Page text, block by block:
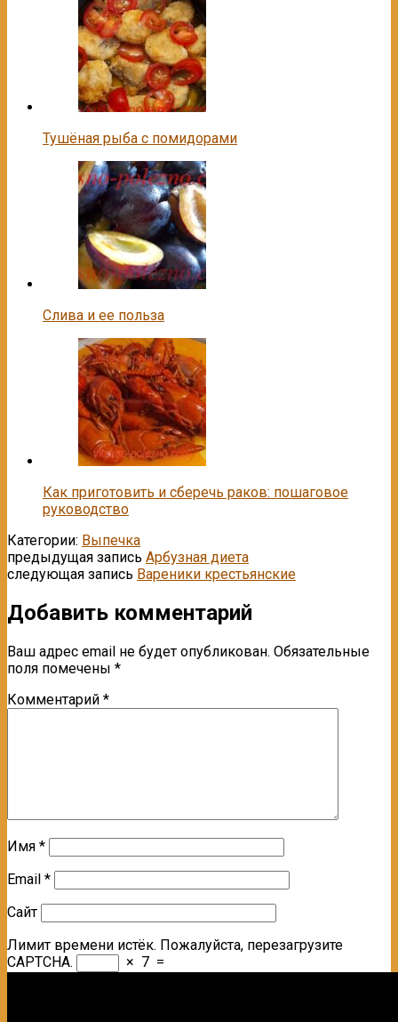
Тушёная рыба с помидорами
Слива и ее польза
Как приготовить и сберечь раков: пошаговое
руководство
Категории: Выпечка
предыдущая запись Арбузная диета
следующая запись Вареники крестьянские
Добавить комментарий
Ваш адрес email не будет опубликован. Обязательные
поля помечены *
Комментарий *
Имя *
Email *
Сайт
Лимит времени истёк. Пожалуйста, перезагрузите
CAPTCHA.
× 7 =